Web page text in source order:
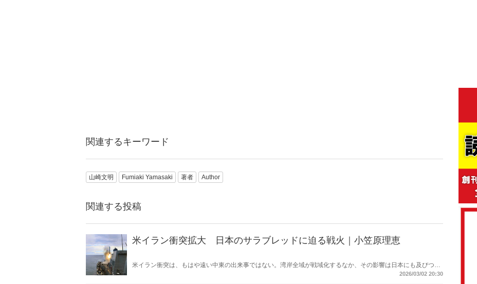
関連するキーワード
山崎文明 Fumiaki Yamasaki 著者 Author
関連する投稿
米イラン衝突拡大 日本のサラブレッドに迫る戦火｜小笠原理恵
米イラン衝突は、もはや遠い中東の出来事ではない。湾岸全域が戦域化するなか、その影響は日本にも及びつつ
ある。石油備蓄やエネルギー価格の高騰については多く報じられているが、見落とされがちな問題がある。邦人
2026/03/02 20:30